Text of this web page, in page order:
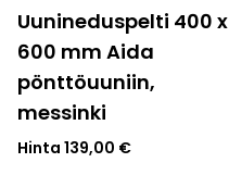
Uunineduspelti 400 x
600 mm Aida
pönttöuuniin,
messinki
Hinta 139,00 €